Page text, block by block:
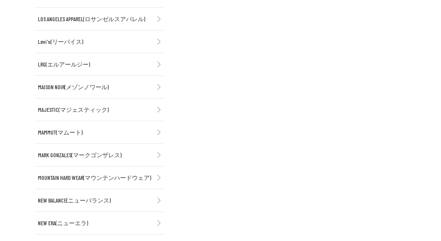
LOS ANGELES APPAREL(ロサンゼルスアパレル)
Levi's(リーバイス)
LRG(エルアールジー)
MAISON NOIR(メゾンノワール)
MAJESTIC(マジェスティック)
MAMMUT(マムート)
MARK GONZALES(マークゴンザレス)
MOUNTAIN HARD WEAR(マウンテンハードウェア)
NEW BALANCE(ニューバランス)
NEW ERA(ニューエラ)